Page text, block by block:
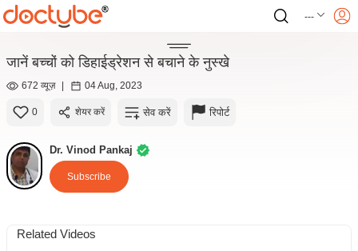
---
जानें बच्चों को डिहाईड्रेशन से बचाने के नुस्खे
672 व्यूज़ | 04 Aug, 2023
0 शेयर करें सेव करें रिपोर्ट
Dr. Vinod Pankaj
Subscribe
Related Videos